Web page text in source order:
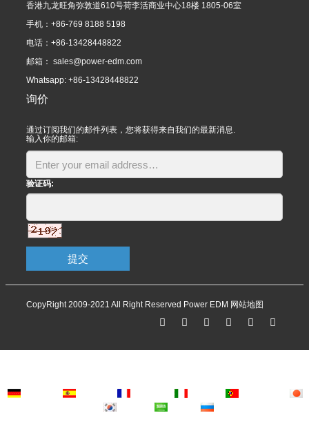
香港九龙旺角弥敦道610号荷李活商业中心18楼 1805-06室
手机：+86-769 8188 5198
电话：+86-13428448822
邮箱： sales@power-edm.com
Whatsapp: +86-13428448822
询价
通过订阅我们的邮件列表，您将获得来自我们的最新消息.
输入你的邮箱:
验证码:
提交
CopyRight 2009-2021 All Right Reserved Power EDM 网站地图